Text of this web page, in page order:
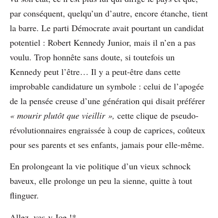
par conséquent, quelqu’un d’autre, encore étanche, tient
la barre. Le parti Démocrate avait pourtant un candidat
potentiel : Robert Kennedy Junior, mais il n’en a pas
voulu. Trop honnête sans doute, si toutefois un
Kennedy peut l’être… Il y a peut-être dans cette
improbable candidature un symbole : celui de l’apogée
de la pensée creuse d’une génération qui disait préférer
« mourir plutôt que vieillir », cette clique de pseudo-
révolutionnaires engraissée à coup de caprices, coûteux
pour ses parents et ses enfants, jamais pour elle-même.
En prolongeant la vie politique d’un vieux schnock
baveux, elle prolonge un peu la sienne, quitte à tout
flinguer.